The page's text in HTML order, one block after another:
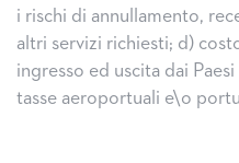
i rischi di annullamento,
altri servizi richiesti; d)
ingresso ed uscita dai
tasse aeroportuali e\o